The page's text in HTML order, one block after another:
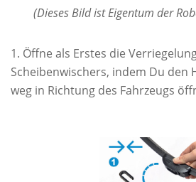
(Dieses Bild ist Eigentum der
Öffne als Erstes die
Scheibenwischers, indem Du den
weg in Richtung des Fahrzeugs